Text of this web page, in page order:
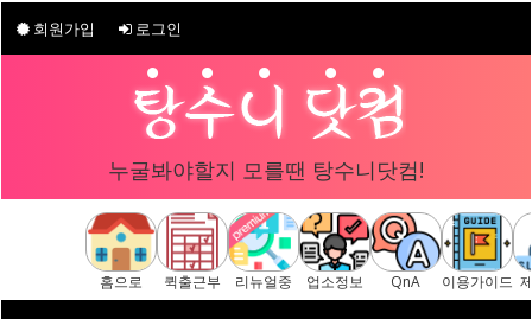
회원가입 로그인
누굴봐야할지 모를땐 탕수니닷컴!
홈으로 퀵출근부 리뉴얼중 업소정보 QnA 이용가이드